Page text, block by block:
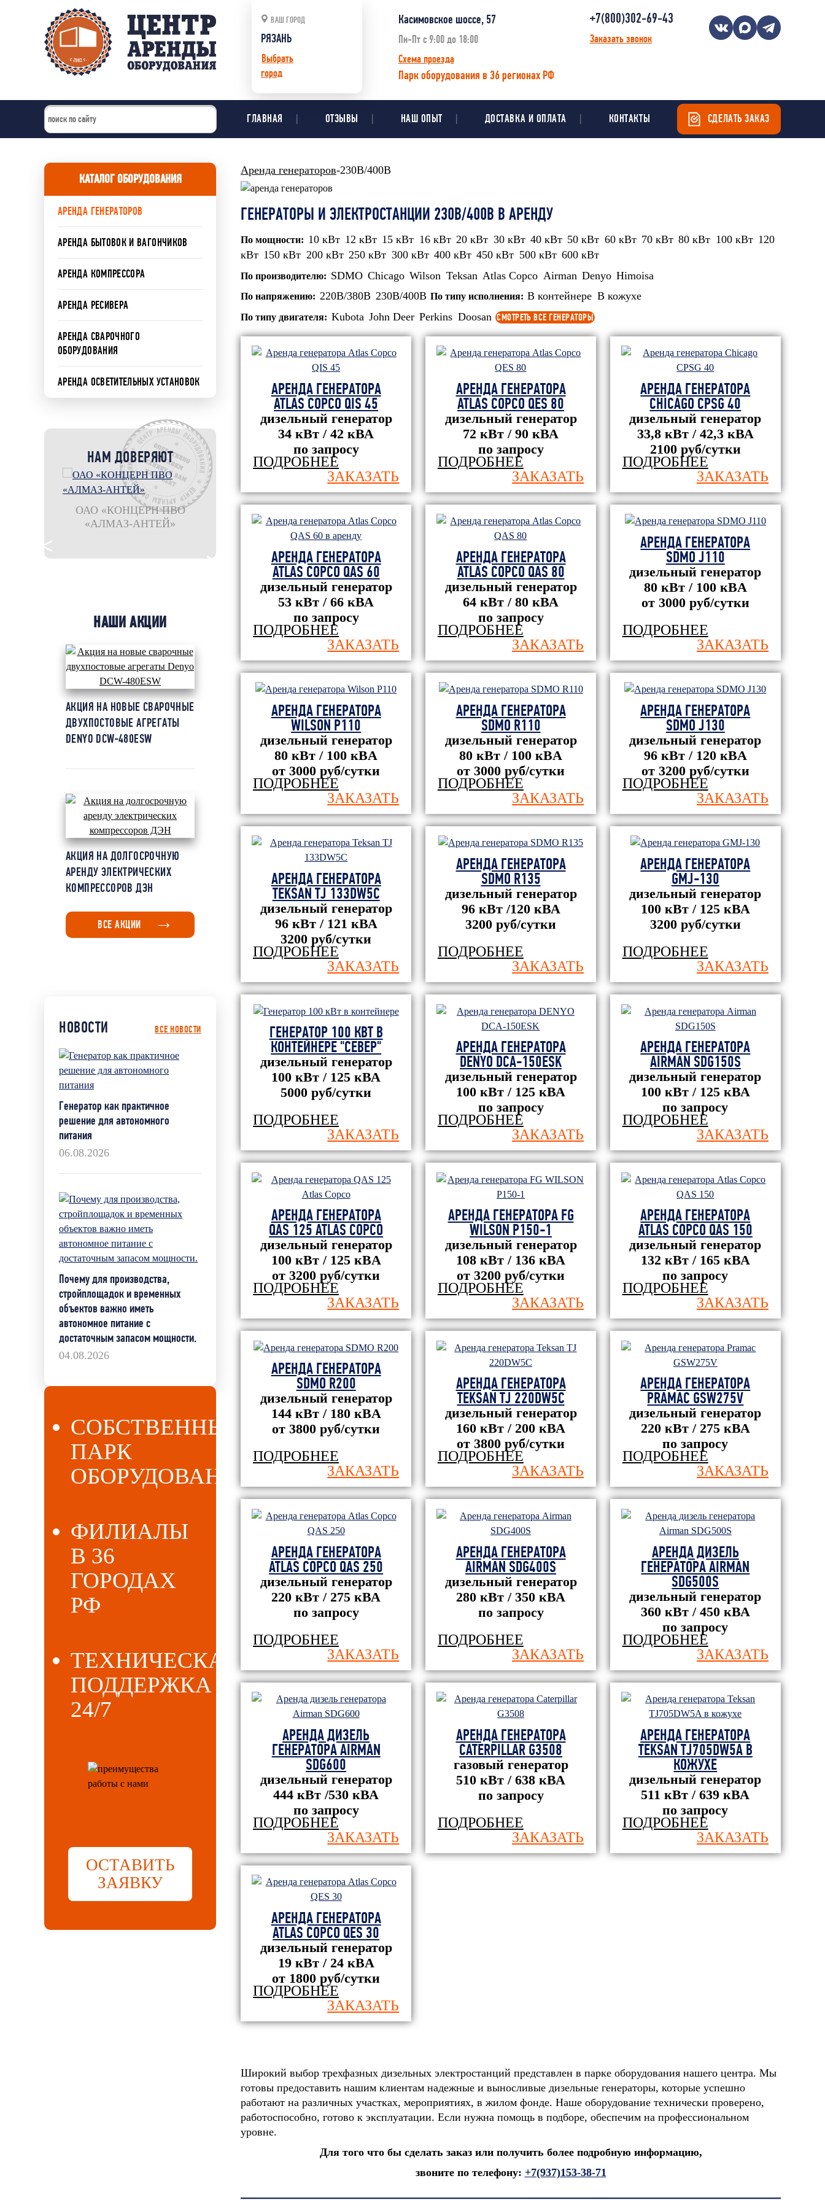
ВАШ ГОРОД
РЯЗАНЬ
Выбрать
город
Касимовское шоссе, 57
Пн-Пт с 9:00 до 18:00
Схема проезда
Парк оборудования в 36 регионах РФ
+7(800)302-69-43
Заказать звонок
ГЛАВНАЯ ОТЗЫВЫ НАШ ОПЫТ ДОСТАВКА И ОПЛАТА КОНТАКТЫ СДЕЛАТЬ ЗАКАЗ
КАТАЛОГ ОБОРУДОВАНИЯ
АРЕНДА ГЕНЕРАТОРОВ
АРЕНДА БЫТОВОК И ВАГОНЧИКОВ
АРЕНДА КОМПРЕССОРА
АРЕНДА РЕСИВЕРА
АРЕНДА СВАРОЧНОГО
ОБОРУДОВАНИЯ
АРЕНДА ОСВЕТИТЕЛЬНЫХ УСТАНОВОК
НАМ ДОВЕРЯЮТ
ОАО «КОНЦЕРН ПВО
«АЛМАЗ-АНТЕЙ»
филиал ООО "Тиссен
Шахтбау Гмбх" Южного
рудника СКРУ-2
ООО
"Нефтегазстройинвест"
управление - 5"
металлургический комбинат
ООО
НАШИ АКЦИИ
АКЦИЯ НА НОВЫЕ СВАРОЧНЫЕ
ДВУХПОСТОВЫЕ АГРЕГАТЫ
DENYO DCW-480ESW
АКЦИЯ НА ДОЛГОСРОЧНУЮ
АРЕНДУ ЭЛЕКТРИЧЕСКИХ
КОМПРЕССОРОВ ДЭН
ВСЕ АКЦИИ
НОВОСТИ ВСЕ НОВОСТИ
Генератор как практичное
решение для автономного
питания
06.08.2026
Почему для производства,
стройплощадок и временных
объектов важно иметь
автономное питание с
достаточным запасом мощности.
04.08.2026
СОБСТВЕННЫЙ
ПАРК
ОБОРУДОВАНИЯ
ФИЛИАЛЫ
В 36
ГОРОДАХ
РФ
ТЕХНИЧЕСКАЯ
ПОДДЕРЖКА
24/7
ОСТАВИТЬ
ЗАЯВКУ
Аренда генераторов-230В/400В
ГЕНЕРАТОРЫ И ЭЛЕКТРОСТАНЦИИ 230В/400В В АРЕНДУ
По мощности: 10 кВт 12 кВт 15 кВт 16 кВт 20 кВт 30 кВт 40 кВт 50 кВт 60 кВт 70 кВт 80 кВт 100 кВт 120
кВт 150 кВт 200 кВт 250 кВт 300 кВт 400 кВт 450 кВт 500 кВт 600 кВт
По производителю: SDMO Chicago Wilson Teksan Atlas Copco Airman Denyo Himoisa
По напряжению: 220В/380В 230В/400В По типу исполнения: В контейнере В кожухе
По типу двигателя: Kubota John Deer Perkins Doosan СМОТРЕТЬ ВСЕ ГЕНЕРАТОРЫ
АРЕНДА ГЕНЕРАТОРА
ATLAS COPCO QIS 45
дизельный генератор
34 кВт / 42 кВА
по запросу
ПОДРОБНЕЕ
ЗАКАЗАТЬ
АРЕНДА ГЕНЕРАТОРА
ATLAS COPCO QES 80
дизельный генератор
72 кВт / 90 кВА
по запросу
ПОДРОБНЕЕ
ЗАКАЗАТЬ
АРЕНДА ГЕНЕРАТОРА
CHICAGO CPSG 40
дизельный генератор
33,8 кВт / 42,3 кВА
2100 руб/сутки
ПОДРОБНЕЕ
ЗАКАЗАТЬ
АРЕНДА ГЕНЕРАТОРА
ATLAS COPCO QAS 60
дизельный генератор
53 кВт / 66 кВА
по запросу
ПОДРОБНЕЕ
ЗАКАЗАТЬ
АРЕНДА ГЕНЕРАТОРА
ATLAS COPCO QAS 80
дизельный генератор
64 кВт / 80 кВА
по запросу
ПОДРОБНЕЕ
ЗАКАЗАТЬ
АРЕНДА ГЕНЕРАТОРА
SDMO J110
дизельный генератор
80 кВт / 100 кBА
от 3000 руб/сутки
ПОДРОБНЕЕ
ЗАКАЗАТЬ
АРЕНДА ГЕНЕРАТОРА
WILSON P110
дизельный генератор
80 кВт / 100 кBА
от 3000 руб/сутки
ПОДРОБНЕЕ
ЗАКАЗАТЬ
АРЕНДА ГЕНЕРАТОРА
SDMO R110
дизельный генератор
80 кВт / 100 кBА
от 3000 руб/сутки
ПОДРОБНЕЕ
ЗАКАЗАТЬ
АРЕНДА ГЕНЕРАТОРА
SDMO J130
дизельный генератор
96 кВт / 120 кBА
от 3200 руб/сутки
ПОДРОБНЕЕ
ЗАКАЗАТЬ
АРЕНДА ГЕНЕРАТОРА
TEKSAN TJ 133DW5C
дизельный генератор
96 кВт / 121 кВА
3200 руб/сутки
ПОДРОБНЕЕ
ЗАКАЗАТЬ
АРЕНДА ГЕНЕРАТОРА
SDMO R135
дизельный генератор
96 кВт /120 кВА
3200 руб/сутки
ПОДРОБНЕЕ
ЗАКАЗАТЬ
АРЕНДА ГЕНЕРАТОРА
GMJ-130
дизельный генератор
100 кВт / 125 кВА
3200 руб/сутки
ПОДРОБНЕЕ
ЗАКАЗАТЬ
ГЕНЕРАТОР 100 КВТ В
КОНТЕЙНЕРЕ "СЕВЕР"
дизельный генератор
100 кВт / 125 кВА
5000 руб/сутки
ПОДРОБНЕЕ
ЗАКАЗАТЬ
АРЕНДА ГЕНЕРАТОРА
DENYO DCA-150ESK
дизельный генератор
100 кВт / 125 кВА
по запросу
ПОДРОБНЕЕ
ЗАКАЗАТЬ
АРЕНДА ГЕНЕРАТОРА
AIRMAN SDG150S
дизельный генератор
100 кВт / 125 кВА
по запросу
ПОДРОБНЕЕ
ЗАКАЗАТЬ
АРЕНДА ГЕНЕРАТОРА
QAS 125 ATLAS COPCO
дизельный генератор
100 кВт / 125 кBА
от 3200 руб/сутки
ПОДРОБНЕЕ
ЗАКАЗАТЬ
АРЕНДА ГЕНЕРАТОРА FG
WILSON P150-1
дизельный генератор
108 кВт / 136 кВА
от 3200 руб/сутки
ПОДРОБНЕЕ
ЗАКАЗАТЬ
АРЕНДА ГЕНЕРАТОРА
ATLAS COPCO QAS 150
дизельный генератор
132 кВт / 165 кВА
по запросу
ПОДРОБНЕЕ
ЗАКАЗАТЬ
АРЕНДА ГЕНЕРАТОРА
SDMO R200
дизельный генератор
144 кВт / 180 кBА
от 3800 руб/сутки
ПОДРОБНЕЕ
ЗАКАЗАТЬ
АРЕНДА ГЕНЕРАТОРА
TEKSAN TJ 220DW5C
дизельный генератор
160 кВт / 200 кВА
от 3800 руб/сутки
ПОДРОБНЕЕ
ЗАКАЗАТЬ
АРЕНДА ГЕНЕРАТОРА
PRAMAC GSW275V
дизельный генератор
220 кВт / 275 кВА
по запросу
ПОДРОБНЕЕ
ЗАКАЗАТЬ
АРЕНДА ГЕНЕРАТОРА
ATLAS COPCO QAS 250
дизельный генератор
220 кВт / 275 кВА
по запросу
ПОДРОБНЕЕ
ЗАКАЗАТЬ
АРЕНДА ГЕНЕРАТОРА
AIRMAN SDG400S
дизельный генератор
280 кВт / 350 кВА
по запросу
ПОДРОБНЕЕ
ЗАКАЗАТЬ
АРЕНДА ДИЗЕЛЬ
ГЕНЕРАТОРА AIRMAN
SDG500S
дизельный генератор
360 кВт / 450 кВА
по запросу
ПОДРОБНЕЕ
ЗАКАЗАТЬ
АРЕНДА ДИЗЕЛЬ
ГЕНЕРАТОРА AIRMAN
SDG600
дизельный генератор
444 кВт /530 кВА
по запросу
ПОДРОБНЕЕ
ЗАКАЗАТЬ
АРЕНДА ГЕНЕРАТОРА
CATERPILLAR G3508
газовый генератор
510 кВт / 638 кВА
по запросу
ПОДРОБНЕЕ
ЗАКАЗАТЬ
АРЕНДА ГЕНЕРАТОРА
TEKSAN TJ705DW5A В
КОЖУХЕ
дизельный генератор
511 кВт / 639 кВА
по запросу
ПОДРОБНЕЕ
ЗАКАЗАТЬ
АРЕНДА ГЕНЕРАТОРА
ATLAS COPCO QES 30
дизельный генератор
19 кВт / 24 кBА
от 1800 руб/сутки
ПОДРОБНЕЕ
ЗАКАЗАТЬ
Широкий выбор трехфазных дизельных электростанций представлен в парке оборудования нашего центра. Мы
готовы предоставить нашим клиентам надежные и выносливые дизельные генераторы, которые успешно
работают на различных участках, мероприятиях, в жилом фонде. Наше оборудование технически проверено,
работоспособно, готово к эксплуатации. Если нужна помощь в подборе, обеспечим на профессиональном
уровне.
Для того что бы сделать заказ или получить более подробную информацию,
звоните по телефону: +7(937)153-38-71